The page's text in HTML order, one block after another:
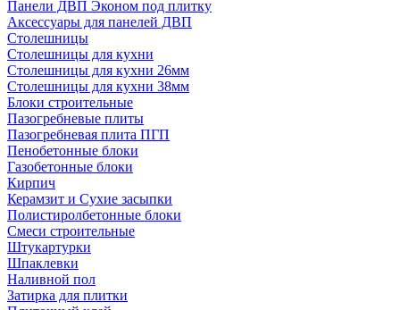
Панели ДВП Эконом под плитку
Аксессуары для панелей ДВП
Столешницы
Столешницы для кухни
Столешницы для кухни 26мм
Столешницы для кухни 38мм
Блоки строительные
Пазогребневые плиты
Пазогребневая плита ПГП
Пенобетонные блоки
Газобетонные блоки
Кирпич
Керамзит и Сухие засыпки
Полистиролбетонные блоки
Смеси строительные
Штукартурки
Шпаклевки
Наливной пол
Затирка для плитки